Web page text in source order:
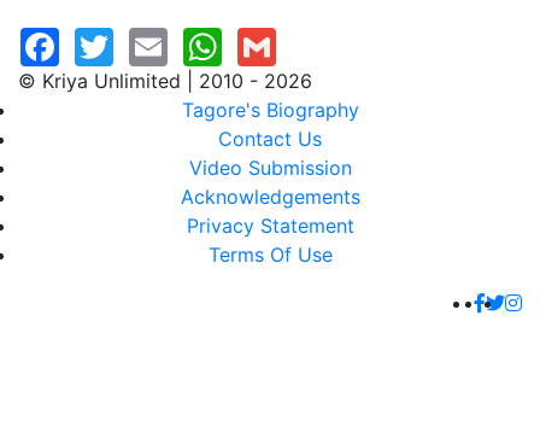
© Kriya Unlimited | 2010 - 2026
Tagore's Biography
Contact Us
Video Submission
Acknowledgements
Privacy Statement
Terms Of Use